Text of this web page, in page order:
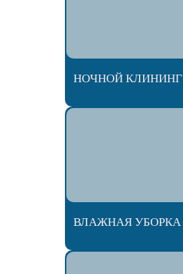
НОЧНОЙ КЛИНИНГ
ВЛАЖНАЯ УБОРКА